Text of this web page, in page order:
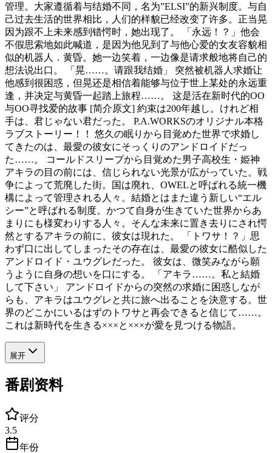
管理。大家遵循着与结婚不同，名为”ELSI”的新兴制度。与自
己过去生活的世界相比，人们的样貌已经改变了许多。正当晃
因为跟不上未来感到错愕时，她出现了。 「永远！？」他会
不假思索地如此喊道，是因为他见到了与他心爱的女友容貌相
似的机器人．黄昏。她一边笑着，一边像是请求般地将自己的
想法说出口。 「晃……。请跟我结婚」 突然被机器人求婚让
他感到很困惑，但晃还是相信着能够与位于世上某处的永远重
逢，并决定与黄昏一起踏上旅程……。 这是活在新时代的OO
与OO寻找爱的故事 [简介原文] 約束は200年越し。けれど相
手は、君じゃない君だった。 P.A.WORKSのオリジナル本格
ラブストーリー！！ 悠久の眠りから目覚めた世界で求婚し
てきたのは、最愛の彼女にそっくりのアンドロイドだっ
た……。 コールドスリープから目覚めた男子高校生・姫神
アキラの目の前には、信じられない光景が広がっていた。戦
争によって荒廃した街。国は廃れ、OWELと呼ばれる統一機
構によって管理される人々。結婚とはまた違う新しい“エル
シー”と呼ばれる制度。かつて自身が生きていた世界からあ
まりにも様変わりする人々。そんな未来に置き去りにされ愕
然とするアキラの前に、彼女は現れた。 「トワサ！？」思
わず口に出してしまったその存在は、最愛の彼女に酷似した
アンドロイド・ユウグレだった。 彼女は、微笑みながら願
うように自身の想いを口にする。 「アキラ……。私と結婚
して下さい」 アンドロイドからの突然の求婚に困惑しなが
らも、アキラはユウグレと共に旅へ出ることを決意する。世
界のどこかにいるはずのトワサと再会できると信じて……。
これは新時代を生きる×××と×××が愛を見つける物語。
展开
番剧资料
评分
3.5
年份